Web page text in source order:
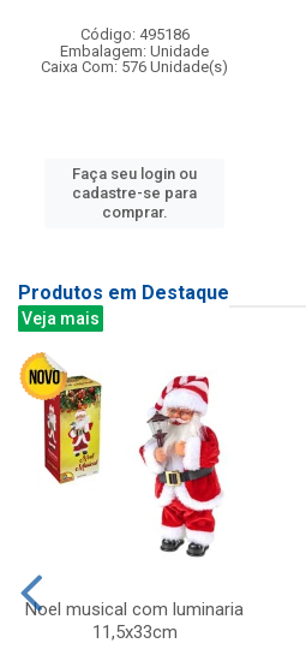
Código: 495186
Embalagem: Unidade
Caixa Com: 576 Unidade(s)
Faça seu login ou
cadastre-se para
comprar.
Produtos em Destaque
Veja mais
Noel musical com luminaria
11,5x33cm